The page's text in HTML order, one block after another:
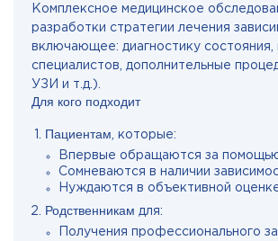
Комплексное медицинское
разработки стратегии лечения
включающее: диагностику состояния,
специалистов, дополнительные
УЗИ и т.д.).
Для кого подходит
Пациентам , которые:
Впервые обращаются за
Сомневаются в наличии
Нуждаются в объективной
Родственникам для:
Получения профессионального